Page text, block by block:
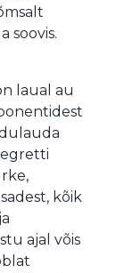
soovis.
laual au
kõik
ajal võis